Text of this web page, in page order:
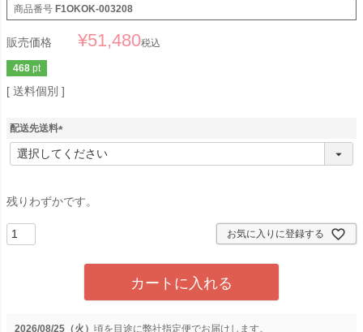
商品番号 F1OKOK-003208
販売価格 ¥51,480税込
468 pt
送料個別
配送先送料
(
必
残りわずかです。
お気に入りに登録する
カートに入れる
2026/08/25（火） に弊社指定便でお届けします。